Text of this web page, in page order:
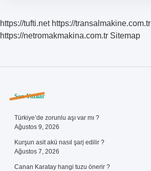
https://tufti.net https://transalmakine.com.tr
https://netromakmakina.com.tr Sitemap
Sidebar
Son Yazılar
Türkiye’de zorunlu aşı var mı ?
Ağustos 9, 2026
Kurşun asit akü nasıl şarj edilir ?
Ağustos 7, 2026
Canan Karatay hangi tuzu önerir ?